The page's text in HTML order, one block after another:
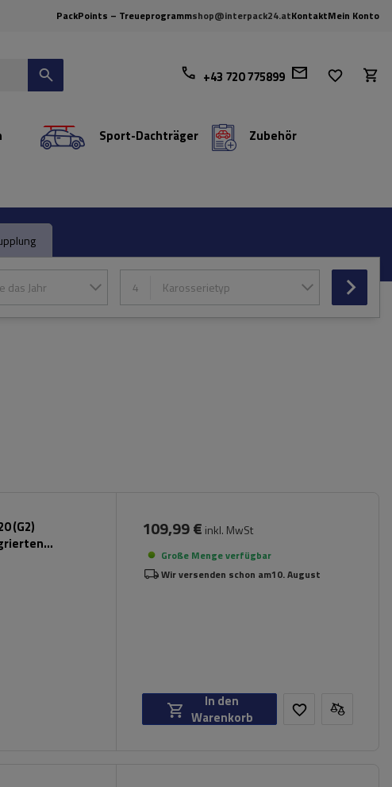
PackPoints – Treueprogrammshop@interpack24.atKontaktMein Konto
+43 720 775899
Sport-Dachträger Zubehör
das Jahr 4 Karosserietyp
(G2)
109,99 € inkl. MwSt
Große Menge verfügbar
Wir versenden schon am10. August
In den
Warenkorb